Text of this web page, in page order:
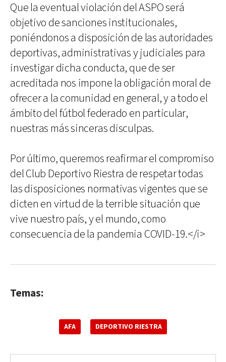
Que la eventual violación del ASPO será
objetivo de sanciones institucionales,
poniéndonos a disposición de las autoridades
deportivas, administrativas y judiciales para
investigar dicha conducta, que de ser
acreditada nos impone la obligación moral de
ofrecer a la comunidad en general, y a todo el
ámbito del fútbol federado en particular,
nuestras más sinceras disculpas.
Por último, queremos reafirmar el compromiso
del Club Deportivo Riestra de respetar todas
las disposiciones normativas vigentes que se
dicten en virtud de la terrible situación que
vive nuestro país, y el mundo, como
consecuencia de la pandemia COVID-19.</i>
Temas:
AFA DEPORTIVO RIESTRA